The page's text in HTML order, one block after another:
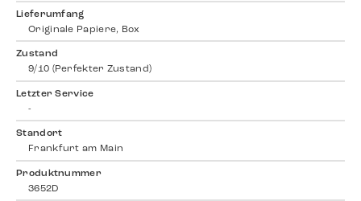
Lieferumfang
Originale Papiere, Box
Zustand
9/10 (Perfekter Zustand)
Letzter Service
-
Standort
Frankfurt am Main
Produktnummer
3652D